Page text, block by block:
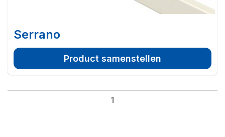
Serrano
Product samenstellen
1